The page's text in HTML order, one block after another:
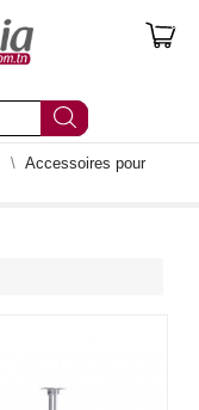
0
Accessoires pour